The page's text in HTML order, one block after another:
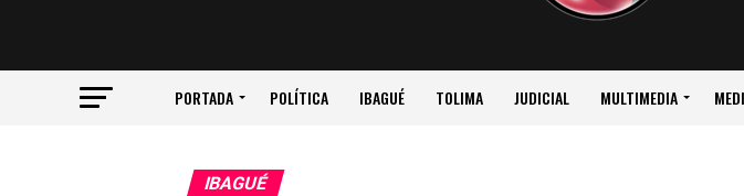
PORTADA POLÍTICA IBAGUÉ TOLIMA JUDICIAL MULTIMEDIA
IBAGUÉ